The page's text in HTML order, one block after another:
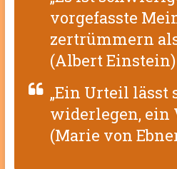
vorgefasste
zertrümmern
(Albert Einstein)
„Ein Urteil lässt
widerlegen, ein
(Marie von